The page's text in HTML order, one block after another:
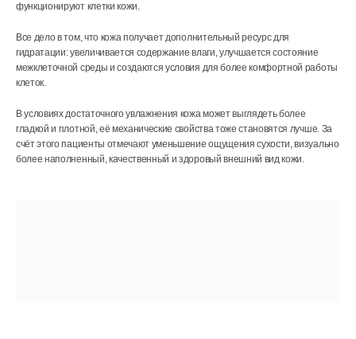
функционируют клетки кожи.
Все дело в том, что кожа получает дополнительный ресурс для
гидратации: увеличивается содержание влаги, улучшается состояние
межклеточной среды и создаются условия для более комфортной работы
клеток.
В условиях достаточного увлажнения кожа может выглядеть более
гладкой и плотной, её механические свойства тоже становятся лучше. За
счёт этого пациенты отмечают уменьшение ощущения сухости, визуально
более наполненный, качественный и здоровый внешний вид кожи.